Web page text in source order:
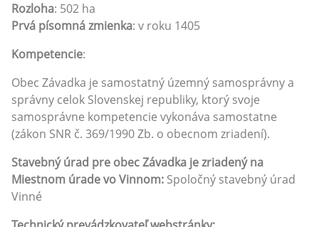
Rozloha: 502 ha
Prvá písomná zmienka: v roku 1405
Kompetencie:
Obec Závadka je samostatný územný samosprávny a
správny celok Slovenskej republiky, ktorý svoje
samosprávne kompetencie vykonáva samostatne
(zákon SNR č. 369/1990 Zb. o obecnom zriadení).
Stavebný úrad pre obecZávadka je zriadený na
Miestnom úrade vo Vinnom: Spoločný stavebný úrad
Vinné